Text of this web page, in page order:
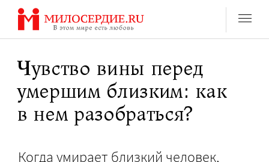
Перейти
содержанию
Чувство вины перед
умершим близким: как
в нем разобраться?
Когда умирает близкий человек,